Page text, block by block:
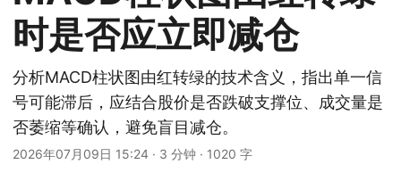
时是否应立即减仓
分析MACD柱状图由红转绿的技术含义，指出单一信
号可能滞后，应结合股价是否跌破支撑位、成交量是
否萎缩等确认，避免盲目减仓。
2026年07月09日 15:24 · 3 分钟 · 1020 字